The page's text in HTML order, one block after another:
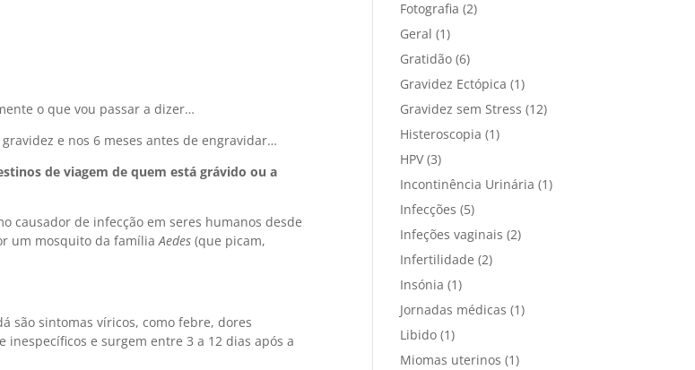
o que vou passar a dizer…
e nos 6 meses antes de engravidar…
de viagem de quem está grávido ou a
causador de infecção em seres humanos desde
um mosquito da famíliaAedes (que picam,
são sintomas víricos, como febre, dores
e surgem entre 3 a 12 dias após a
Fotografia (2)
Geral (1)
Gratidão (6)
Gravidez Ectópica (1)
Gravidez sem Stress (12)
Histeroscopia (1)
HPV(3)
Incontinência Urinária (1)
Infecções (5)
Infeções vaginais (2)
Infertilidade (2)
Insónia (1)
Jornadas médicas (1)
Libido (1)
Miomas uterinos (1)